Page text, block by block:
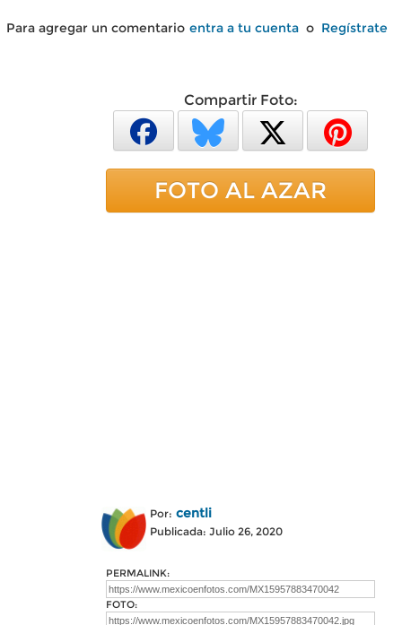
Para agregar un comentario entra a tu cuenta o Regístrate
Compartir Foto:
FOTO AL AZAR
Por: centli
Publicada: Julio 26, 2020
PERMALINK:
FOTO: